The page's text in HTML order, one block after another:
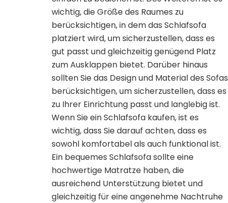
wichtig, die Größe des Raumes zu
berücksichtigen, in dem das Schlafsofa
platziert wird, um sicherzustellen, dass es
gut passt und gleichzeitig genügend Platz
zum Ausklappen bietet. Darüber hinaus
sollten Sie das Design und Material des Sofas
berücksichtigen, um sicherzustellen, dass es
zu Ihrer Einrichtung passt und langlebig ist.
Wenn Sie ein Schlafsofa kaufen, ist es
wichtig, dass Sie darauf achten, dass es
sowohl komfortabel als auch funktional ist.
Ein bequemes Schlafsofa sollte eine
hochwertige Matratze haben, die
ausreichend Unterstützung bietet und
gleichzeitig für eine angenehme Nachtruhe